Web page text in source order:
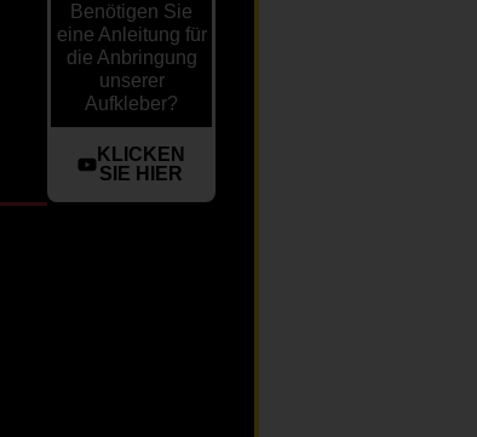
Benötigen Sie
eine Anleitung für
die Anbringung
unserer
Aufkleber?
KLICKEN
SIE HIER